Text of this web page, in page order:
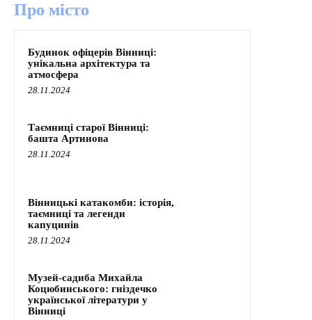
Про місто
Будинок офіцерів Вінниці:
унікальна архітектура та
атмосфера
28.11.2024
Таємниці старої Вінниці:
башта Артинова
28.11.2024
Вінницькі катакомби: історія,
таємниці та легенди
капуцинів
28.11.2024
Музей-садиба Михайла
Коцюбинського: гніздечко
української літератури у
Вінниці